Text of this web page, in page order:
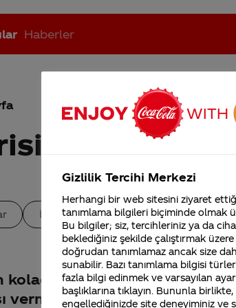
Haberler
mı Yani ... Coca-Cola'nın Filistin'de fabr...
sorular
İçerik Sürdürülebilirlik
koladan 1 lt
vermiyor.
İnsanları neden
1 litre hediye
Gizlilik Tercihi Merkezi
Herhangi bir web sitesini ziyaret
tanımlama bilgileri biçiminde olmak
Bu bilgiler; siz, tercihleriniz ya da
beklediğiniz şekilde çalıştırmak
doğrudan tanımlamaz ancak size
sunabilir. Bazı tanımlama bilgisi
fazla bilgi edinmek ve varsayılan
başlıklarına tıklayın. Bununla
engellediğinizde site deneyiminiz ve